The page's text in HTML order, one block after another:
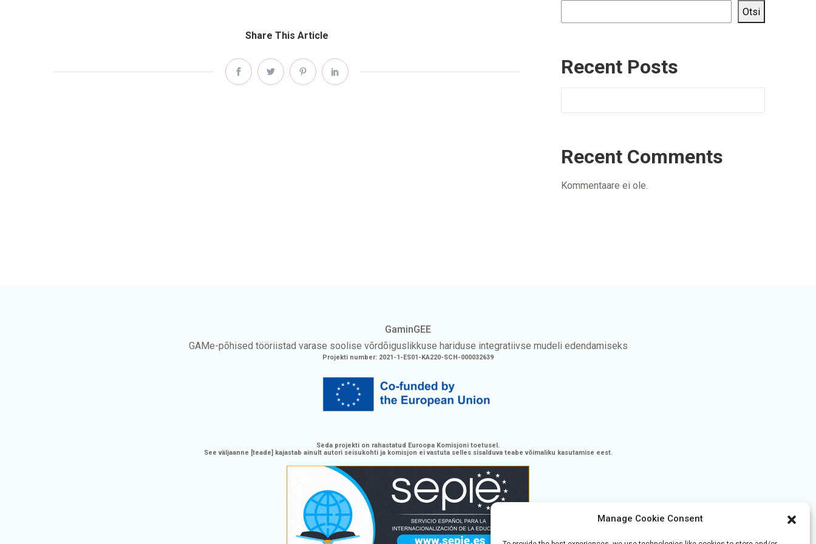
Manage Cookie Consent
Share This Article
Otsi
Recent Posts
Recent Comments
Kommentaare ei ole.
GaminGEE
GAMe-põhised tööriistad varase soolise võrdõiguslikkuse hariduse integratiivse mudeli edendamiseks
Projekti number: 2021-1-ES01-KA220-SCH-000032639
Seda projekti on rahastatud Euroopa Komisjoni toetusel.
See väljaanne [teade] kajastab ainult autori seisukohti ja komisjon ei vastuta selles sisalduva teabe võimaliku kasutamise eest.